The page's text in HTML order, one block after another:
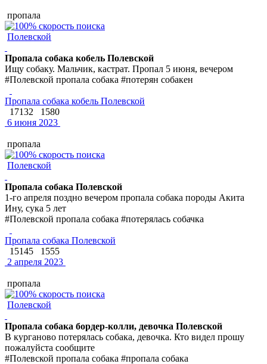
пропала
Полевской
Пропала собака кобель Полевской
Ищу собаку. Мальчик, кастрат. Пропал 5 июня, вечером
#Полевской пропала собака #потерян собакен
Пропала собака кобель Полевской
17132
1580
6 июня 2023
пропала
Полевской
Пропала собака Полевской
1-го апреля поздно вечером пропала собака породы Акита
Ину, сука 5 лет
#Полевской пропала собака #потерялась собачка
Пропала собака Полевской
15145
1555
2 апреля 2023
пропала
Полевской
Пропала собака бордер-колли, девочка Полевской
В курганово потерялась собака, девочка. Кто видел прошу
пожалуйста сообщите
#Полевской пропала собака #пропала собака